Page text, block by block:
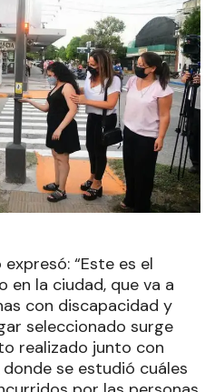
“Este es el
en la ciudad, que va a
con discapacidad y
seleccionado surge
realizado junto con
se estudió cuáles